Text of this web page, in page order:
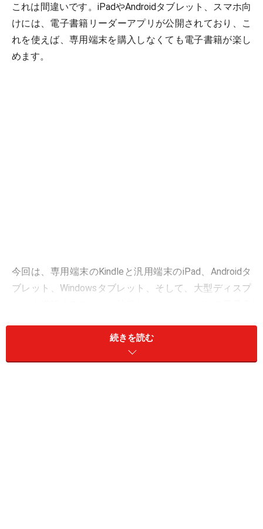
これは間違いです。iPadやAndroidタブレット、スマホ向
けには、電子書籍リーダーアプリが公開されており、こ
れを使えば、専用端末を購入しなくても電子書籍が楽し
めます。
今回は、専用端末のKindleと汎用端末のiPad、Androidタ
ブレット、Windowsタブレット、そして、大型ディスプ
続きを読む